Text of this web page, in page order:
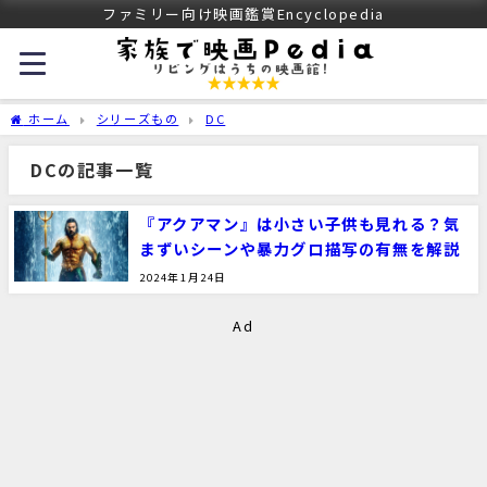
ファミリー向け映画鑑賞Encyclopedia
ホーム シリーズもの DC
DCの記事一覧
『アクアマン』は小さい子供も見れる？気
まずいシーンや暴力グロ描写の有無を解説
2024年1月24日
Ad